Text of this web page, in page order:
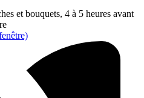
et bouquets, 4 à 5 heures avant